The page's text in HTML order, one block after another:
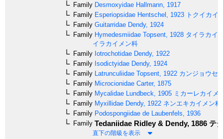
Family Desmoxyidae Hallmann, 1917
Family Esperiopsidae Hentschel, 1923 トクイカイ
Family Guitarridae Dendy, 1924
Family Hymedesmiidae Topsent, 1928 タイラカイ
イラカイメン科
Family Iotrochotidae Dendy, 1922
Family Isodictyidae Dendy, 1924
Family Latrunculiidae Topsent, 1922 カンジョウセ
Family Microcionidae Carter, 1875
Family Mycalidae Lundbeck, 1905 ミカーレカイメ
Family Myxillidae Dendy, 1922 ネンエキカイメン科
Family Podospongiidae de Laubenfels, 1936
Family Tedaniidae Ridley & Dendy, 1886 テ
直下の階級を表示